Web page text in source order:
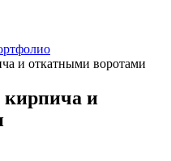
и откатными воротами
кирпича и